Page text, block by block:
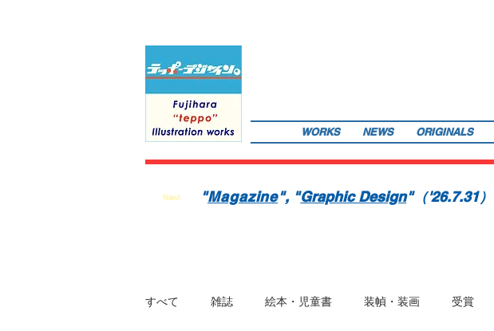
WORKS NEWS ORIGINALS
New! "Magazine", "Graphic Design"（'26.7.31）
すべて 雑誌 絵本・児童書 装幀・装画 受賞